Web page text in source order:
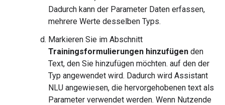
Dadurch kann der Parameter Daten erfassen,
mehrere Werte desselben Typs.
Markieren Sie im Abschnitt
Trainingsformulierungen hinzufügen den
Text, den Sie hinzufügen möchten. auf den der
Typ angewendet wird. Dadurch wird Assistant
NLU angewiesen, die hervorgehobenen text als
Parameter verwendet werden. Wenn Nutzende